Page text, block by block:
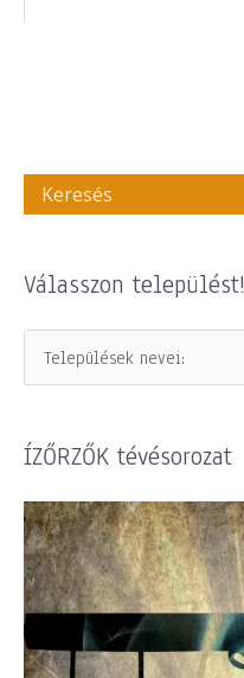
Válasszon települést!
ÍZŐRZŐK tévésorozat